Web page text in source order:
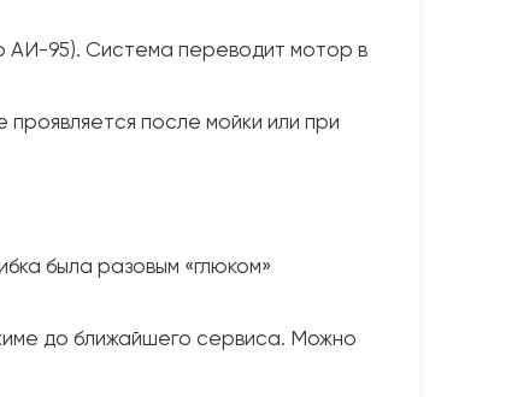
АИ-95). Система переводит мотор в
после мойки или при
была разовым «глюком»
до ближайшего сервиса. Можно